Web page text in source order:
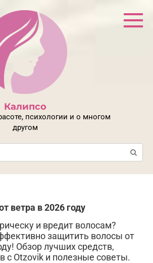
Калипсо
психологии и о многом
другом
ветра в 2026 году
и вредит волосам?
защитить волосы от
Обзор лучших средств,
с Otzovik и полезные советы.